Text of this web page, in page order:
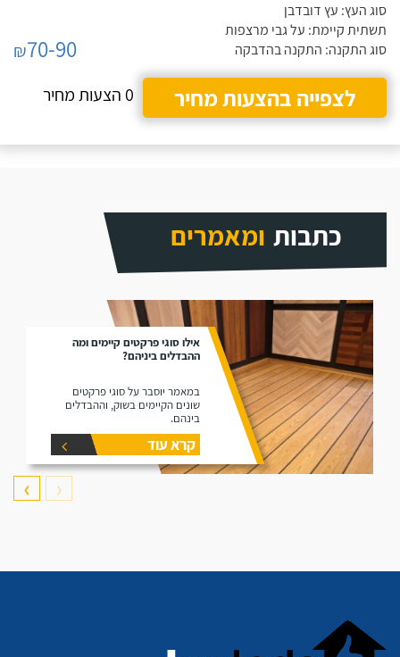
סוג העץ: עץ דובדבן
תשתית קיימת: על גבי מרצפות
סוג התקנה: התקנה בהדבקה
₪70-90
לצפייה בהצעות מחיר
0 הצעות מחיר
כתבות ומאמרים
אילו סוגי פרקטים קיימים ומה
ההבדלים ביניהם?
במאמר יוסבר על סוגי פרקטים
שונים הקיימים בשוק, וההבדלים
בינהם.
קרא עוד
❮
❯